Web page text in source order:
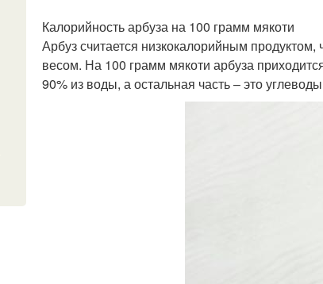
Калорийность арбуза на 100 грамм мякоти
Арбуз считается низкокалорийным
весом. На 100 грамм мякоти арбуза
90% из воды, а остальная часть – это